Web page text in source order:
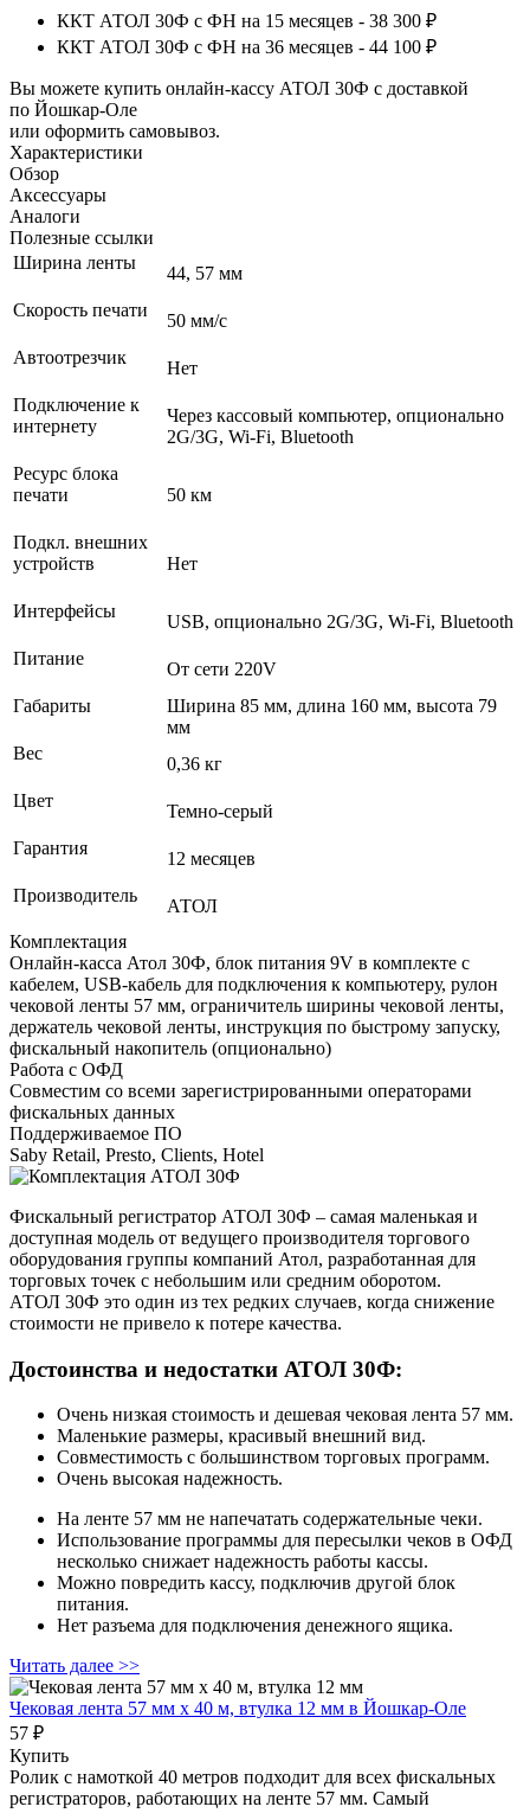
ККТ АТОЛ 30Ф с ФН на 15 месяцев - 38 300 ₽
ККТ АТОЛ 30Ф с ФН на 36 месяцев - 44 100 ₽
Вы можете купить онлайн‑кассу АТОЛ 30Ф с доставкой
по Йошкар-Оле
или оформить самовывоз.
Характеристики
Обзор
Аксессуары
Аналоги
Полезные ссылки
Ширина ленты
44, 57 мм
Скорость печати
50 мм/с
Автоотрезчик
Нет
Подключение к
интернету
Через кассовый компьютер, опционально
2G/3G, Wi-Fi, Bluetooth
Ресурс блока
печати
50 км
Подкл. внешних
устройств
Нет
Интерфейсы
USB, опционально 2G/3G, Wi-Fi, Bluetooth
Питание
От сети 220V
Габариты
Ширина 85 мм, длина 160 мм, высота 79
мм
Вес
0,36 кг
Цвет
Темно-серый
Гарантия
12 месяцев
Производитель
АТОЛ
Комплектация
Онлайн-касса Атол 30Ф, блок питания 9V в комплекте с
кабелем, USB-кабель для подключения к компьютеру, рулон
чековой ленты 57 мм, ограничитель ширины чековой ленты,
держатель чековой ленты, инструкция по быстрому запуску,
фискальный накопитель (опционально)
Работа с ОФД
Совместим со всеми зарегистрированными операторами
фискальных данных
Поддерживаемое ПО
Saby Retail, Presto, Clients, Hotel
Фискальный регистратор АТОЛ 30Ф – самая маленькая и
доступная модель от ведущего производителя торгового
оборудования группы компаний Атол, разработанная для
торговых точек с небольшим или средним оборотом.
АТОЛ 30Ф это один из тех редких случаев, когда снижение
стоимости не привело к потере качества.
Достоинства и недостатки АТОЛ 30Ф:
Очень низкая стоимость и дешевая чековая лента 57 мм.
Маленькие размеры, красивый внешний вид.
Совместимость с большинством торговых программ.
Очень высокая надежность.
На ленте 57 мм не напечатать содержательные чеки.
Использование программы для пересылки чеков в ОФД
несколько снижает надежность работы кассы.
Можно повредить кассу, подключив другой блок
питания.
Нет разъема для подключения денежного ящика.
Читать далее >>
Чековая лента 57 мм x 40 м, втулка 12 мм в Йошкар-Оле
57 ₽
Купить
Ролик с намоткой 40 метров подходит для всех фискальных
регистраторов, работающих на ленте 57 мм. Самый